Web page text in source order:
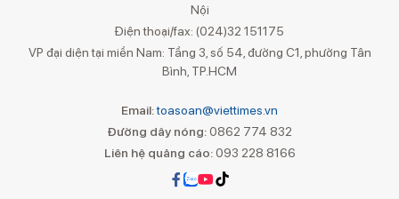
Nội
Điện thoại/fax: (024)32 151175
VP đại diện tại miền Nam: Tầng 3, số 54, đường C1, phường Tân
Bình, TP.HCM
Email:toasoan@viettimes.vn
Đường dây nóng: 0862 774 832
Liên hệ quảng cáo:093 228 8166